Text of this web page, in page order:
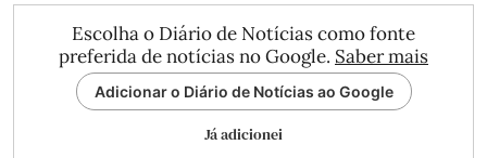
Escolha o Diário de Notícias como fonte
preferida de notícias no Google. Saber mais
Adicionar o Diário de Notícias ao Google
Já adicionei